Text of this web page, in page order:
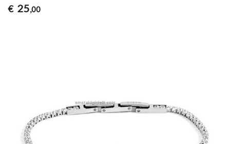
€ 25,00